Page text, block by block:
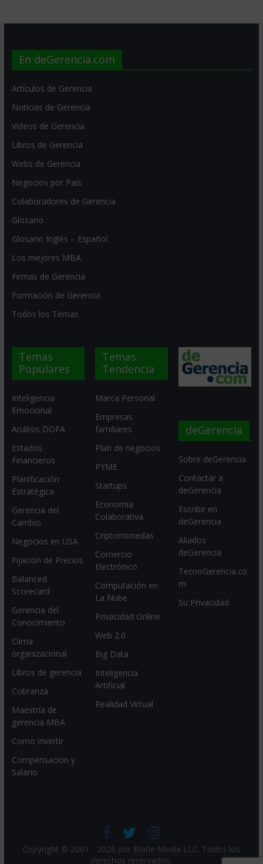
En deGerencia.com
Artículos de Gerencia
Noticias de Gerencia
Videos de Gerencia
Libros de Gerencia
Webs de Gerencia
Negocios por País
Colaboradores de Gerencia
Glosario
Glosario Inglés – Español
Los mejores MBA
Firmas de Gerencia
Formación de Gerencia
Todos los Temas
Temas
Populares
Inteligencia
Emocional
Análisis DOFA
Estados
Financieros
Planificación
Estratégica
Gerencia del
Cambio
Negocios en USA
Fijación de Precios
Balanced
Scorecard
Gerencia del
Conocimiento
Clima
organizacional
Libros de gerencia
Cobranza
Maestría de
gerencia MBA
Como invertir
Compensacion y
Salario
Temas
Tendencia
Marca Personal
Empresas
familiares
Plan de negocios
PYME
Startups
Economia
Colaborativa
Criptomonedas
Comercio
Electrónico
Computación en
La Nube
Privacidad Online
Web 2.0
Big Data
Inteligencia
Artificial
Realidad Virtual
deGerencia
Sobre deGerencia
Contactar a
deGerencia
Escribir en
deGerencia
Aliados
deGerencia
TecnoGerencia.co
m
Su Privacidad
Copyright © 2001 - 2026 por Blade Media LLC. Todos los
derechos reservados.